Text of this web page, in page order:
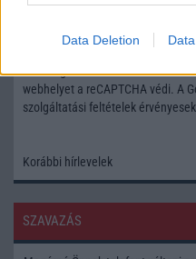
Data Deletion
Feliratkozás a
Elfogadom azAdatvédelmi és
webhelyet a reCAPTCHA védi. A
szolgáltatási feltételek érvényesek.
Korábbi hírlevelek
SZAVAZÁS